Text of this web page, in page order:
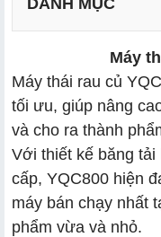
2.1 Thiết kế inox
2.2 Tích hợp
2.3 2 motor hoạt
2.4 Thái đa dạng
Máy
Máy thái rau củ
tối ưu, giúp nâng
và cho ra thành
Với thiết kế băng tải
cấp, YQC800 hiện
máy bán chạy nhất
phẩm vừa và nhỏ.